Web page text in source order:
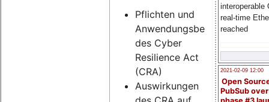
interoperable
real-time
reached
2021-02-09 12:00
Open
PubSub
Pflichten und
Anwendungsbereich
des Cyber
Resilience Act
(CRA)
Auswirkungen